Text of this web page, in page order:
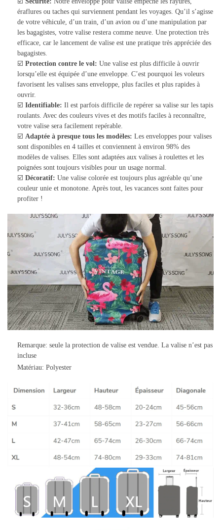
éraflures ou taches qui surviennent pendant les voyages. Qu’il s’agisse
de votre véhicule, d’un train, d’un avion ou d’une manipulation par
les bagagistes, votre valise restera comme neuve. Une protection très
efficace, car le lancement de valise est une pratique très appréciée des
bagagistes.
☑️ Protection contre le vol: Une valise est plus difficile à ouvrir
lorsqu’elle est équipée d’une enveloppe. C’est pourquoi les voleurs
favorisent les valises sans enveloppe, plus faciles et plus rapides à
ouvrir.
☑️ Identifiable: Il est parfois difficile de repérer sa valise sur les tapis
roulants. Avec des couleurs vives et des motifs faciles à reconnaître,
votre valise sera facilement repérable.
☑️ Adaptée à presque tous les modèles: Les enveloppes pour valises
sont disponibles en 4 tailles et conviennent à environ 98% des
modèles de valises. Elles sont adaptées aux valises à roulettes et les
poignées sont toujours visibles pour un usage normal.
☑️ Décoratif: Une valise colorée est toujours plus agréable qu’une
couleur unie et monotone. Après tout, les vacances sont faites pour
profiter !
Remarque: seule la protection de valise est vendue. La valise n’est pas
incluse
Matériau: Polyester